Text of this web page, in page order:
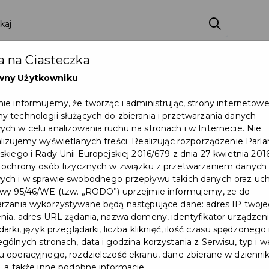
Wydarzenia
Programy
Mapa Miasta Załatw sprawę
Ochrona ludności
Gdańskim
W PRUSZCZU
na Ciasteczka
Użytkowniku
informujemy, że tworząc i administrując, strony internetowe
technologii służących do zbierania i przetwarzania danych
w celu analizowania ruchu na stronach i w Internecie. Nie
wyświetlanych treści. Realizując rozporządzenie
i Rady Unii Europejskiej 2016/679 z dnia 27 kwietnia
ochrony osób fizycznych w związku z przetwarzaniem danych
i w sprawie swobodnego przepływu takich danych oraz
95/46/WE (tzw. „RODO”) uprzejmie informujemy, że do
wykorzystywane będą następujące dane: adres IP
adres URL żądania, nazwa domeny, identyfikator
język przeglądarki, liczba kliknięć, ilość czasu spędzonego
stronach, data i godzina korzystania z Serwisu, typ i
operacyjnego, rozdzielczość ekranu, dane zbierane w